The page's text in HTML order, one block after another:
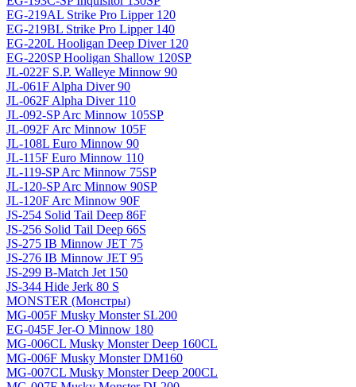
EG-219AL Strike Pro Lipper 120
EG-219BL Strike Pro Lipper 140
EG-220L Hooligan Deep Diver 120
EG-220SP Hooligan Shallow 120SP
JL-022F S.P. Walleye Minnow 90
JL-061F Alpha Diver 90
JL-062F Alpha Diver 110
JL-092-SP Arc Minnow 105SP
JL-092F Arc Minnow 105F
JL-108L Euro Minnow 90
JL-115F Euro Minnow 110
JL-119-SP Arc Minnow 75SP
JL-120-SP Arc Minnow 90SP
JL-120F Arc Minnow 90F
JS-254 Solid Tail Deep 86F
JS-256 Solid Tail Deep 66S
JS-275 IB Minnow JET 75
JS-276 IB Minnow JET 95
JS-299 B-Match Jet 150
JS-344 Hide Jerk 80 S
MONSTER (Монстры)
MG-005F Musky Monster SL200
EG-045F Jer-O Minnow 180
MG-006CL Musky Monster Deep 160CL
MG-006F Musky Monster DM160
MG-007CL Musky Monster Deep 200CL